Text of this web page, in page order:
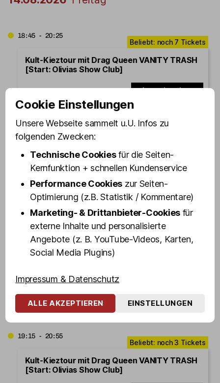
18:45 - 20:25
Kult-Kieztour mit Drag Queen VANITY TRASH
[Start: Olivias Show Club]
Jetzt buchen
21:00 - 22:40
Kult-Kieztour mit Drag Queen VANITY TRASH
[Start: Olivias Show Club]
Jetzt buchen
15.08.2026 Samstag
Kult-Kieztour mit Drag Queen
VANITY TRASH [Start: Olivias
Show Club]
19:15 - 20:55
Kult-Kieztour mit Drag Queen VANITY TRASH
[Start: Olivias Show Club]
Cookie Einstellungen
Unsere Webseite sammelt u.U. Infos zu
folgenden Zwecken:
Technische Cookiesfür die Seiten-
Kernfunktion + schnellen Kundenservice
Performance Cookies zur Seiten-
Optimierung (z.B. Statistik / Kommentare)
Marketing- & Drittanbieter-Cookies für
externe Inhalte und personalisierte
Angebote (z. B. YouTube-Videos, Karten,
Social Media Plugins)
Impressum & Datenschutz
ALLE AKZEPTIEREN EINSTELLUNGEN